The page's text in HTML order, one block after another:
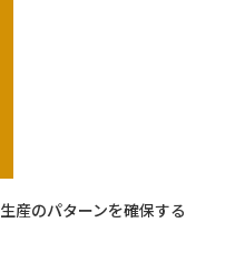
産のパターンを確保する